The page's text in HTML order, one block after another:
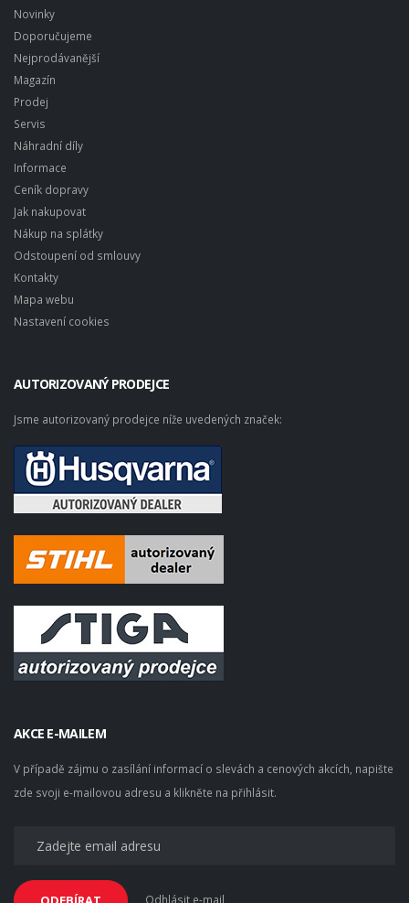
Novinky
Doporučujeme
Nejprodávanější
Magazín
Prodej
Servis
Náhradní díly
Informace
Ceník dopravy
Jak nakupovat
Nákup na splátky
Odstoupení od smlouvy
Kontakty
Mapa webu
Nastavení cookies
AUTORIZOVANÝ PRODEJCE
Jsme autorizovaný prodejce níže uvedených značek:
AKCE E-MAILEM
V případě zájmu o zasílání informací o slevách a cenových akcích, napište
zde svoji e-mailovou adresu a klikněte na přihlásit.
Odhlásit e-mail